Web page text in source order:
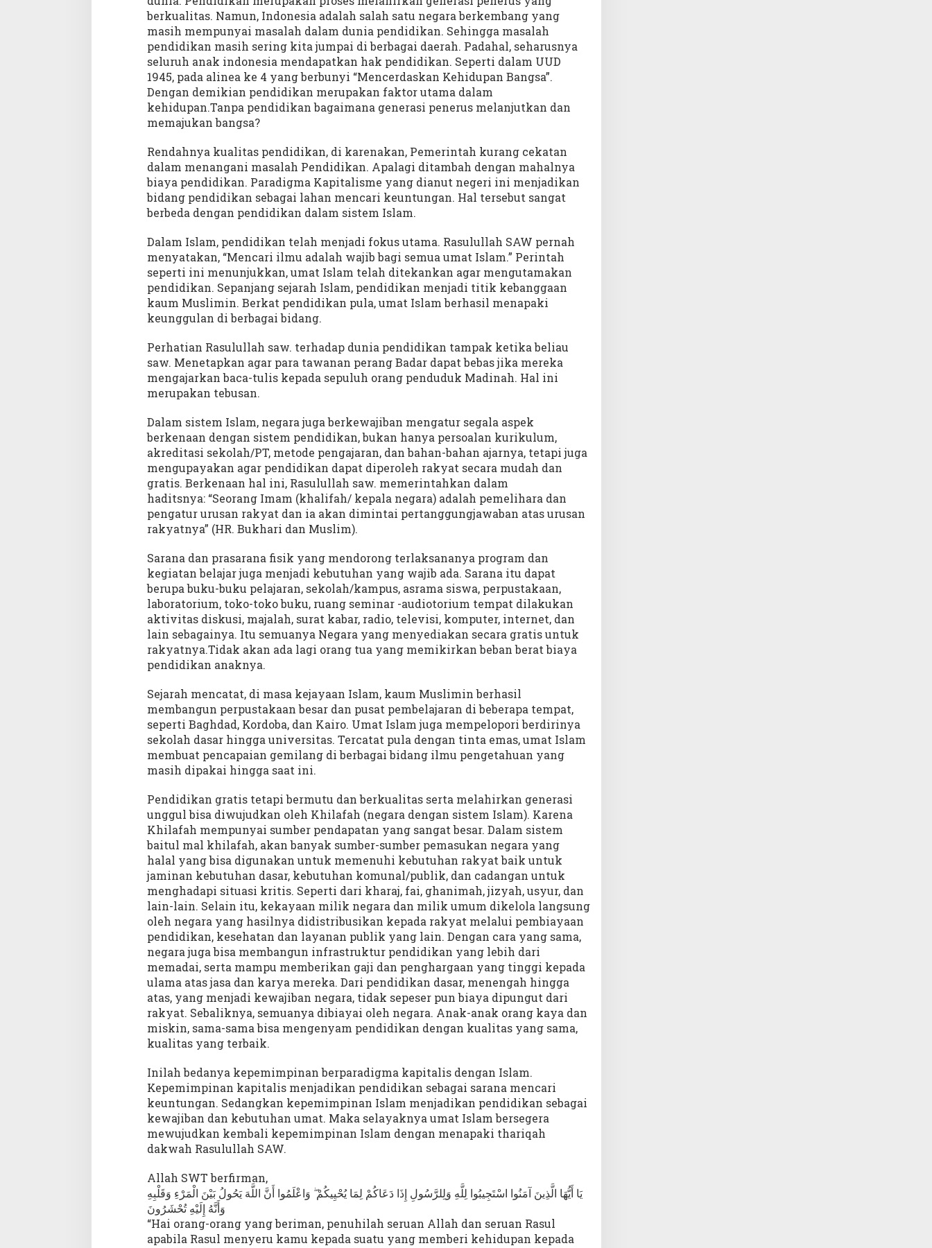
berkualitas. Namun, Indonesia adalah salah satu negara berkembang yang
masih mempunyai masalah dalam dunia pendidikan. Sehingga masalah
pendidikan masih sering kita jumpai di berbagai daerah. Padahal, seharusnya
seluruh anak indonesia mendapatkan hak pendidikan. Seperti dalam UUD
1945, pada alinea ke 4 yang berbunyi “Mencerdaskan Kehidupan Bangsa”.
Dengan demikian pendidikan merupakan faktor utama dalam
kehidupan.Tanpa pendidikan bagaimana generasi penerus melanjutkan dan
memajukan bangsa?
Rendahnya kualitas pendidikan, di karenakan, Pemerintah kurang cekatan
dalam menangani masalah Pendidikan. Apalagi ditambah dengan mahalnya
biaya pendidikan. Paradigma Kapitalisme yang dianut negeri ini menjadikan
bidang pendidikan sebagai lahan mencari keuntungan. Hal tersebut sangat
berbeda dengan pendidikan dalam sistem Islam.
Dalam Islam, pendidikan telah menjadi fokus utama. Rasulullah SAW pernah
menyatakan, “Mencari ilmu adalah wajib bagi semua umat Islam.” Perintah
seperti ini menunjukkan, umat Islam telah ditekankan agar mengutamakan
pendidikan. Sepanjang sejarah Islam, pendidikan menjadi titik kebanggaan
kaum Muslimin. Berkat pendidikan pula, umat Islam berhasil menapaki
keunggulan di berbagai bidang.
Perhatian Rasulullah saw. terhadap dunia pendidikan tampak ketika beliau
saw. Menetapkan agar para tawanan perang Badar dapat bebas jika mereka
mengajarkan baca-tulis kepada sepuluh orang penduduk Madinah. Hal ini
merupakan tebusan.
Dalam sistem Islam, negara juga berkewajiban mengatur segala aspek
berkenaan dengan sistem pendidikan, bukan hanya persoalan kurikulum,
akreditasi sekolah/PT, metode pengajaran, dan bahan-bahan ajarnya, tetapi juga
mengupayakan agar pendidikan dapat diperoleh rakyat secara mudah dan
gratis. Berkenaan hal ini, Rasulullah saw. memerintahkan dalam
haditsnya: “Seorang Imam (khalifah/ kepala negara) adalah pemelihara dan
pengatur urusan rakyat dan ia akan dimintai pertanggungjawaban atas urusan
rakyatnya” (HR. Bukhari dan Muslim).
Sarana dan prasarana fisik yang mendorong terlaksananya program dan
kegiatan belajar juga menjadi kebutuhan yang wajib ada. Sarana itu dapat
berupa buku-buku pelajaran, sekolah/kampus, asrama siswa, perpustakaan,
laboratorium, toko-toko buku, ruang seminar -audiotorium tempat dilakukan
aktivitas diskusi, majalah, surat kabar, radio, televisi, komputer, internet, dan
lain sebagainya. Itu semuanya Negara yang menyediakan secara gratis untuk
rakyatnya.Tidak akan ada lagi orang tua yang memikirkan beban berat biaya
pendidikan anaknya.
Sejarah mencatat, di masa kejayaan Islam, kaum Muslimin berhasil
membangun perpustakaan besar dan pusat pembelajaran di beberapa tempat,
seperti Baghdad, Kordoba, dan Kairo. Umat Islam juga mempelopori berdirinya
sekolah dasar hingga universitas. Tercatat pula dengan tinta emas, umat Islam
membuat pencapaian gemilang di berbagai bidang ilmu pengetahuan yang
masih dipakai hingga saat ini.
Pendidikan gratis tetapi bermutu dan berkualitas serta melahirkan generasi
unggul bisa diwujudkan oleh Khilafah (negara dengan sistem Islam). Karena
Khilafah mempunyai sumber pendapatan yang sangat besar. Dalam sistem
baitul mal khilafah, akan banyak sumber-sumber pemasukan negara yang
halal yang bisa digunakan untuk memenuhi kebutuhan rakyat baik untuk
jaminan kebutuhan dasar, kebutuhan komunal/publik, dan cadangan untuk
menghadapi situasi kritis. Seperti dari kharaj, fai, ghanimah, jizyah, usyur, dan
lain-lain. Selain itu, kekayaan milik negara dan milik umum dikelola langsung
oleh negara yang hasilnya didistribusikan kepada rakyat melalui pembiayaan
pendidikan, kesehatan dan layanan publik yang lain. Dengan cara yang sama,
negara juga bisa membangun infrastruktur pendidikan yang lebih dari
memadai, serta mampu memberikan gaji dan penghargaan yang tinggi kepada
ulama atas jasa dan karya mereka. Dari pendidikan dasar, menengah hingga
atas, yang menjadi kewajiban negara, tidak sepeser pun biaya dipungut dari
rakyat. Sebaliknya, semuanya dibiayai oleh negara. Anak-anak orang kaya dan
miskin, sama-sama bisa mengenyam pendidikan dengan kualitas yang sama,
kualitas yang terbaik.
Inilah bedanya kepemimpinan berparadigma kapitalis dengan Islam.
Kepemimpinan kapitalis menjadikan pendidikan sebagai sarana mencari
keuntungan. Sedangkan kepemimpinan Islam menjadikan pendidikan sebagai
kewajiban dan kebutuhan umat. Maka selayaknya umat Islam bersegera
mewujudkan kembali kepemimpinan Islam dengan menapaki thariqah
dakwah Rasulullah SAW.
Allah SWT berfirman,
يَا أَيُّهَا الَّذِينَ آمَنُوا اسْتَجِيبُوا لِلَّهِ وَلِلرَّسُولِ إِذَا دَعَاكُمْ لِمَا يُحْيِيكُمْ ۖ وَاعْلَمُوا أَنَّ اللَّهَ يَحُولُ بَيْنَ الْمَرْءِ وَقَلْبِهِ
وَأَنَّهُ إِلَيْهِ تُحْشَرُونَ
“Hai orang-orang yang beriman, penuhilah seruan Allah dan seruan Rasul
apabila Rasul menyeru kamu kepada suatu yang memberi kehidupan kepada